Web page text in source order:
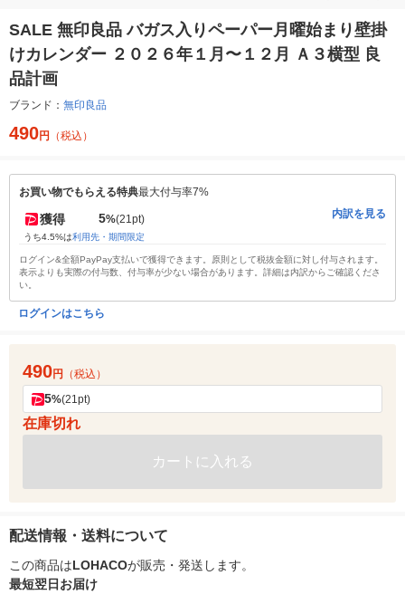
SALE 無印良品 バガス入りペーパー月曜始まり壁掛
けカレンダー ２０２６年１月〜１２月 Ａ３横型 良
品計画
ブランド： 無印良品
490円 （税込）
お買い物でもらえる特典最大付与率7%
獲得 5%(21pt)
うち4.5%は利用先・期間限定
内訳を見る
ログイン&全額PayPay支払いで獲得できます。原則として税抜金額に対し付与されます。
表示よりも実際の付与数、付与率が少ない場合があります。詳細は内訳からご確認くださ
い。
ログインはこちら
490円 （税込）
5%(21pt)
在庫切れ
カートに入れる
配送情報・送料について
この商品はLOHACOが販売・発送します。
最短翌日お届け